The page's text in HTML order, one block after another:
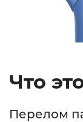
Что
Перелом